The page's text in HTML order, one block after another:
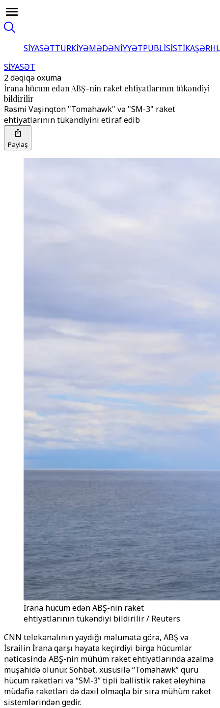
SİYASƏTTÜRKİYƏMƏDƏNİYYƏTPUBLİSİSTİKA
SİYASƏT
2 dəqiqə oxuma
İrana hücum edən ABŞ-nin raket ehtiyatlarının tükəndiyi
bildirilir
Rəsmi Vaşinqton "Tomahawk" və "SM-3" raket
ehtiyatlarının tükəndiyini etiraf edib
Paylaş
İrana hücum edən ABŞ-nin raket
ehtiyatlarının tükəndiyi bildirilir / Reuters
CNN telekanalının yaydığı məlumata görə, ABŞ və
İsrailin İrana qarşı həyata keçirdiyi birgə hücumlar
nəticəsində ABŞ-nin mühüm raket ehtiyatlarında azalma
müşahidə olunur. Söhbət, xüsusilə “Tomahawk” quru
hücum raketləri və “SM-3” tipli ballistik raket əleyhinə
müdafiə raketləri də daxil olmaqla bir sıra mühüm raket
sistemlərindən gedir.